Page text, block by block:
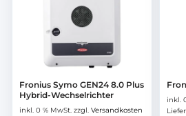
Fronius Symo GEN24 8.0 Plus
Hybrid-Wechselrichter
inkl. 0 % MwSt. zzgl. Versandkosten
inkl.